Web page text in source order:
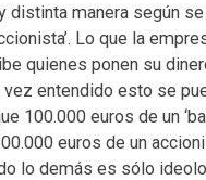
distinta manera según
Lo que la
quienes ponen su
vez entendido esto se
100.000 euros de un
euros de un
lo demás es sólo